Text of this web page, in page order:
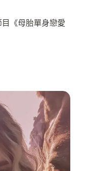
《母胎單身戀愛